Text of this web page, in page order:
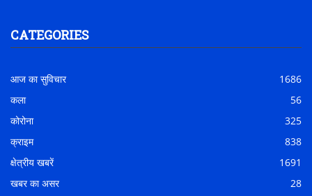
CATEGORIES
आज का सुविचार
1686
कला
56
कोरोना
325
क्राइम
838
क्षेत्रीय खबरें
1691
खबर का असर
28